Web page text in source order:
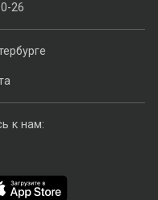
26
к нам: